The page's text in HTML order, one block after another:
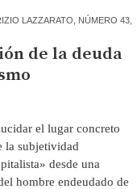
LAZZARATO NÚMERO 43,
de la deuda
el lugar concreto
la subjetividad
desde una
hombre endeudado de